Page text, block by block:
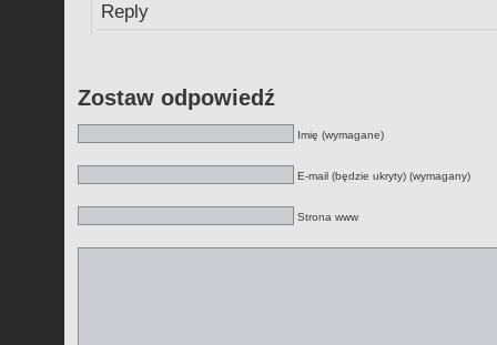
Reply
Zostaw odpowiedź
Imię (wymagane)
E-mail (będzie ukryty) (wymagany)
Strona www